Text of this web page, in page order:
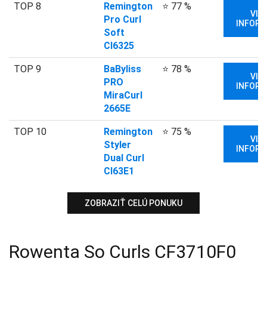
TOP 8
Remington
Pro Curl
Soft
CI6325
⭐ 77 %
TOP 9
BaByliss
PRO
MiraCurl
2665E
⭐ 78 %
TOP 10
Remington
Styler
Dual Curl
CI63E1
⭐ 75 %
ZOBRAZIŤ CELÚ PONUKU
Rowenta So Curls CF3710F0